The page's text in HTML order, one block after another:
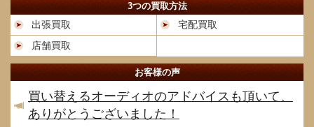
3つの買取方法
出張買取
宅配買取
店舗買取
お客様の声
買い替えるオーディオのアドバイスも頂いて、
ありがとうございました！